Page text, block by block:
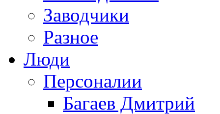
Заводчики
Разное
Люди
Персоналии
Багаев Дмитрий